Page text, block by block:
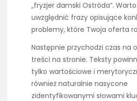
„fryzjer damski Ostróda”.
uwzględnić frazy opisujące
problemy, które Twoja oferta
Następnie przychodzi czas na
treści na stronie. Teksty
tylko wartościowe i
również naturalnie nasycone
zidentyfikowanymi słowami